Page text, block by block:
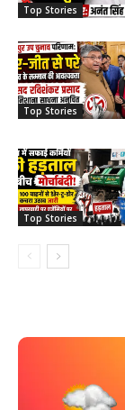
Top Stories
Top Stories
Top Stories